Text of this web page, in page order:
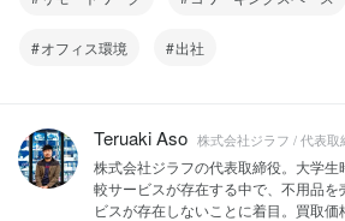
オフィス環境 出社
Teruaki Aso 株式会社ジラフ / 代表取
株式会社ジラフの代表取締役。大学
較サービスが存在する中で、不用品
ビスが存在しないことに着目。買取価